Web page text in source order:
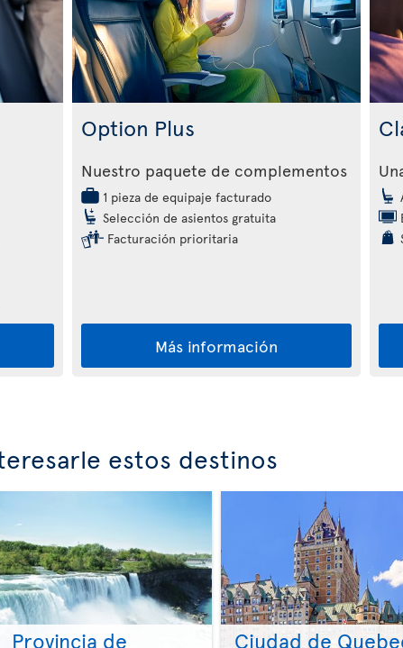
Option Plus
Nuestro paquete de complementos
1 pieza de equipaje facturado
Selección de asientos gratuita
Facturación prioritaria
Más información
estos destinos
Provincia de Ciudad de